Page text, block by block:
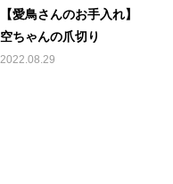
【愛鳥さんのお手入れ】
空ちゃんの爪切り
2022.08.29